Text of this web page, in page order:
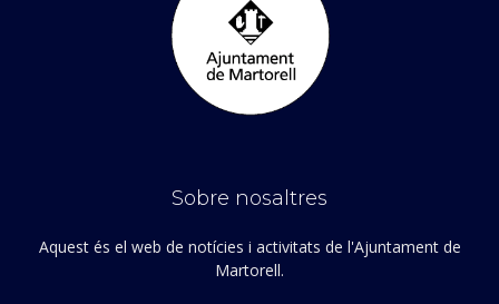
Sobre nosaltres
Aquest és el web de notícies i activitats de l'Ajuntament de
Martorell.